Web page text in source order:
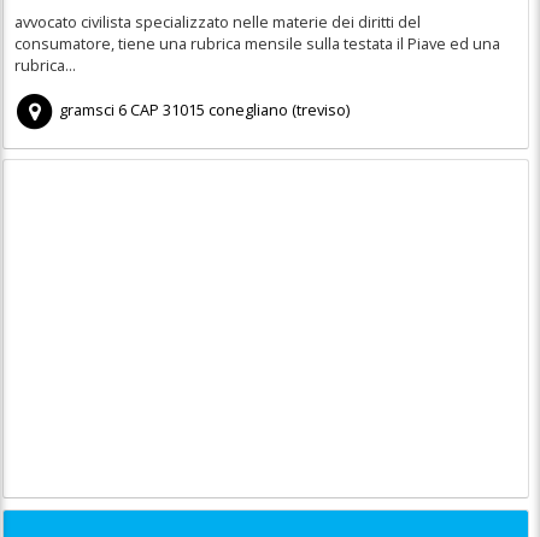
avvocato civilista specializzato nelle materie dei diritti del
consumatore, tiene una rubrica mensile sulla testata il Piave ed una
rubrica...
gramsci 6CAP31015 conegliano (treviso)